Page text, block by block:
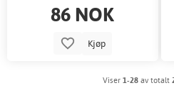
86 NOK
Kjøp
Viser 1-28 av totalt